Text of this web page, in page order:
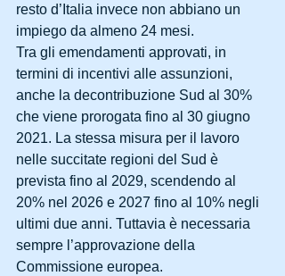
resto d’Italia invece non abbiano un
impiego da almeno 24 mesi.
Tra gli emendamenti approvati, in
termini di incentivi alle assunzioni,
anche la decontribuzione Sud al 30%
che viene prorogata fino al 30 giugno
2021. La stessa misura per il lavoro
nelle succitate regioni del Sud è
prevista fino al 2029, scendendo al
20% nel 2026 e 2027 fino al 10% negli
ultimi due anni. Tuttavia è necessaria
sempre l’approvazione della
Commissione europea.